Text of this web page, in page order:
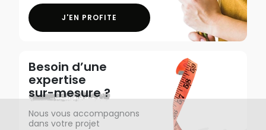
J'EN PROFITE
Besoin d’une
expertise
sur-mesure ?
Nous vous accompagnons
dans votre projet